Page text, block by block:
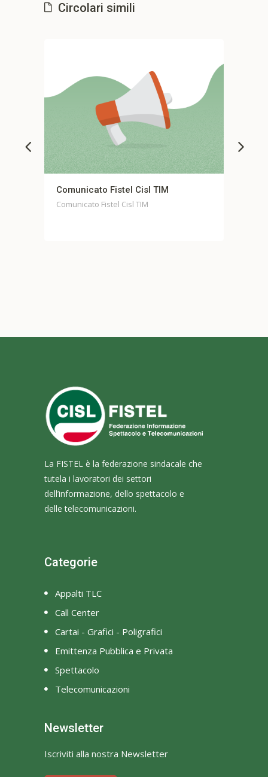
Circolari simili
Comunicato stampa unitario
Casella
La FISTEL è la federazione sindacale che
tutela i lavoratori dei settori
dell’informazione, dello spettacolo e
delle telecomunicazioni.
Categorie
Appalti TLC
Call Center
Cartai - Grafici - Poligrafici
Emittenza Pubblica e Privata
Spettacolo
Telecomunicazioni
Newsletter
Iscriviti alla nostra Newsletter